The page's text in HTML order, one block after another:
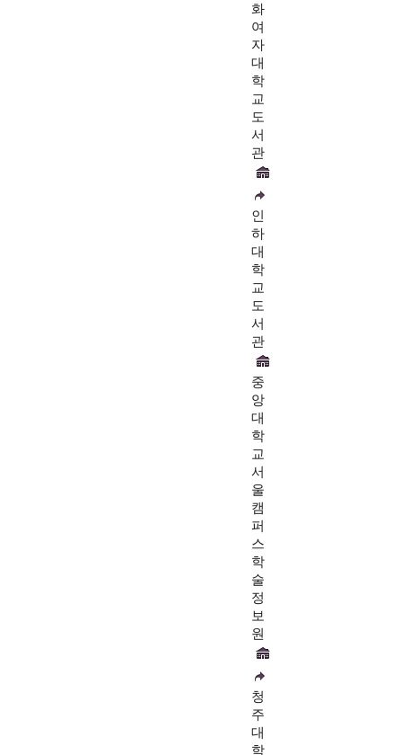
화
여
자
대
학
교
도
서
관
인
하
대
학
교
도
서
관
중
앙
대
학
교
서
울
캠
퍼
스
학
술
정
보
원
청
주
대
학